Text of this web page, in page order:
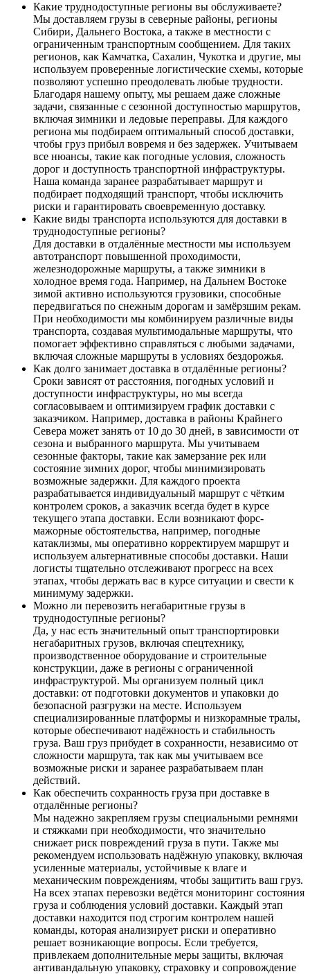
Какие труднодоступные регионы вы обслуживаете?
Мы доставляем грузы в северные районы, регионы
Сибири, Дальнего Востока, а также в местности с
ограниченным транспортным сообщением. Для таких
регионов, как Камчатка, Сахалин, Чукотка и другие, мы
используем проверенные логистические схемы, которые
позволяют успешно преодолевать любые трудности.
Благодаря нашему опыту, мы решаем даже сложные
задачи, связанные с сезонной доступностью маршрутов,
включая зимники и ледовые переправы. Для каждого
региона мы подбираем оптимальный способ доставки,
чтобы груз прибыл вовремя и без задержек. Учитываем
все нюансы, такие как погодные условия, сложность
дорог и доступность транспортной инфраструктуры.
Наша команда заранее разрабатывает маршрут и
подбирает подходящий транспорт, чтобы исключить
риски и гарантировать своевременную доставку.
Какие виды транспорта используются для доставки в
труднодоступные регионы?
Для доставки в отдалённые местности мы используем
автотранспорт повышенной проходимости,
железнодорожные маршруты, а также зимники в
холодное время года. Например, на Дальнем Востоке
зимой активно используются грузовики, способные
передвигаться по снежным дорогам и замёрзшим рекам.
При необходимости мы комбинируем различные виды
транспорта, создавая мультимодальные маршруты, что
помогает эффективно справляться с любыми задачами,
включая сложные маршруты в условиях бездорожья.
Как долго занимает доставка в отдалённые регионы?
Сроки зависят от расстояния, погодных условий и
доступности инфраструктуры, но мы всегда
согласовываем и оптимизируем график доставки с
заказчиком. Например, доставка в районы Крайнего
Севера может занять от 10 до 30 дней, в зависимости от
сезона и выбранного маршрута. Мы учитываем
сезонные факторы, такие как замерзание рек или
состояние зимних дорог, чтобы минимизировать
возможные задержки. Для каждого проекта
разрабатывается индивидуальный маршрут с чётким
контролем сроков, а заказчик всегда будет в курсе
текущего этапа доставки. Если возникают форс-
мажорные обстоятельства, например, погодные
катаклизмы, мы оперативно корректируем маршрут и
используем альтернативные способы доставки. Наши
логисты тщательно отслеживают прогресс на всех
этапах, чтобы держать вас в курсе ситуации и свести к
минимуму задержки.
Можно ли перевозить негабаритные грузы в
труднодоступные регионы?
Да, у нас есть значительный опыт транспортировки
негабаритных грузов, включая спецтехнику,
производственное оборудование и строительные
конструкции, даже в регионы с ограниченной
инфраструктурой. Мы организуем полный цикл
доставки: от подготовки документов и упаковки до
безопасной разгрузки на месте. Используем
специализированные платформы и низкорамные тралы,
которые обеспечивают надёжность и стабильность
груза. Ваш груз прибудет в сохранности, независимо от
сложности маршрута, так как мы учитываем все
возможные риски и заранее разрабатываем план
действий.
Как обеспечить сохранность груза при доставке в
отдалённые регионы?
Мы надежно закрепляем грузы специальными ремнями
и стяжками при необходимости, что значительно
снижает риск повреждений груза в пути. Также мы
рекомендуем использовать надёжную упаковку, включая
усиленные материалы, устойчивые к влаге и
механическим повреждениям, чтобы защитить ваш груз.
На всех этапах перевозки ведётся мониторинг состояния
груза и соблюдения условий доставки. Каждый этап
доставки находится под строгим контролем нашей
команды, которая анализирует риски и оперативно
решает возникающие вопросы. Если требуется,
привлекаем дополнительные меры защиты, включая
антивандальную упаковку, страховку и сопровождение